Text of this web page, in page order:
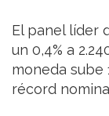
El panel líder
un 0,4% a
moneda sube
récord